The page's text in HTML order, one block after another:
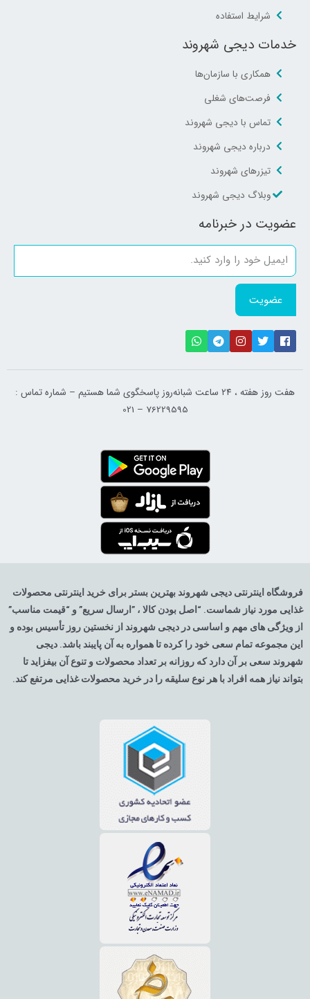
شرایط استفاده
خدمات دیجی شهروند
همکاری با سازمان‌ها
فرصت‌های شغلی
تماس با دیجی شهروند
درباره دیجی شهروند
تیزرهای شهروند
وبلاگ دیجی شهروند
عضویت در خبرنامه
عضویت
هفت روز هفته ، ۲۴ ساعت شبانه‌روز پاسخگوی شما هستیم – شماره تماس :
76229595 – 021
فروشگاه اینترنتی دیجی شهروند بهترین بستر برای خرید اینترنتی محصولات
غذایی مورد نیاز شماست. “اصل بودن کالا ، ”ارسال سریع” و “قیمت مناسب”
از ویژگی های مهم و اساسی در دیجی شهروند از نخستین روز تأسیس بوده و
این مجموعه تمام سعی خود را کرده تا همواره به آن پایبند باشد. دیجی
شهروند سعی بر آن دارد که روزانه بر تعداد محصولات و تنوع آن بیفزاید تا
بتواند نیاز همه افراد با هر نوع سلیقه را در خرید محصولات غذایی مرتفع کند.